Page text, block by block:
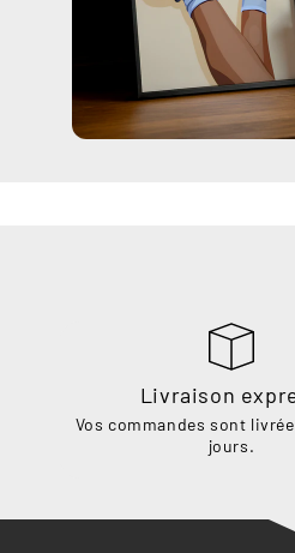
Livraison
Vos commandes sont
jours.